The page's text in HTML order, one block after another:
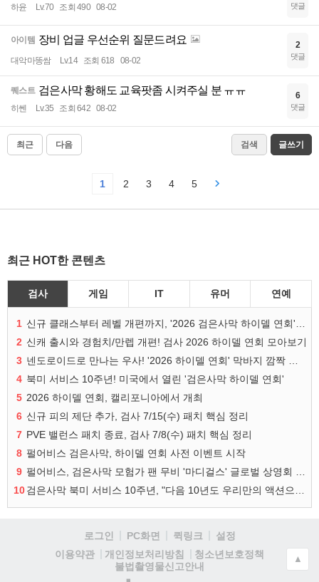
하윤 Lv.70 조회 490 08-02 댓글
아이템 장비 업글 우선순위 질문드려요
대악마똥쌈 Lv.14 조회 618 08-02
2
댓글
퀘스트 검은사막 황해도 교육팟좀 시켜주실 분 ㅠㅠ
히쎈 Lv.35 조회 642 08-02
6
댓글
최근 다음 검색 글쓰기
1 2 3 4 5
최근 HOT한 콘텐츠
검사 게임 IT 유머 연예
1
2 신캐 출시와 경험치/만렙 개편! 검사 2026 하이델 연회 모아보기
3
4 북미 서비스 10주년! 미국에서 열린 '검은사막 하이델 연회'
5 2026 하이델 연회, 캘리포니아에서 개최
6 신규 피의 제단 추가, 검사 7/15(수) 패치 핵심 정리
7 PVE 밸런스 패치 종료, 검사 7/8(수) 패치 핵심 정리
8 펄어비스 검은사막, 하이델 연회 사전 이벤트 시작
9
10
로그인 PC화면 퀵링크
설정
이용약관
개인정보처리방침
청소년보호정책
불법촬영물신고안내
▲